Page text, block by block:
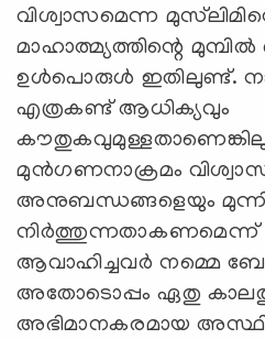
വിശ്വാസമെന്ന
മാഹാത്മ്യത്തിന്റെ
ഉള്‍പൊരുള്‍ ഇതിലുണ്ട്.
എത്രകണ്ട് ആധിക്യവും
മുന്‍ഗണനാക്രമം
അനുബന്ധങ്ങളെയും
നിര്‍ത്തുന്നതാകണമെന്ന്
ആവാഹിച്ചവര്‍ നമ്മെ
അതോടൊപ്പം ഏതു
അഭിമാനകരമായ